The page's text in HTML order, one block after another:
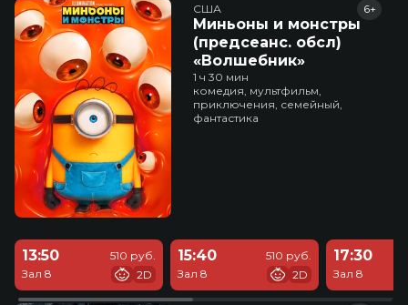
США
Миньоны и монстры
(предсеанс. обсл)
«Волшебник»
6+
1 ч 30 мин
комедия, мультфильм,
приключения, семейный,
фантастика
13:50
Зал 8
510 руб.
2D
15:40
Зал 8
510 руб.
2D
17:30
Зал 8